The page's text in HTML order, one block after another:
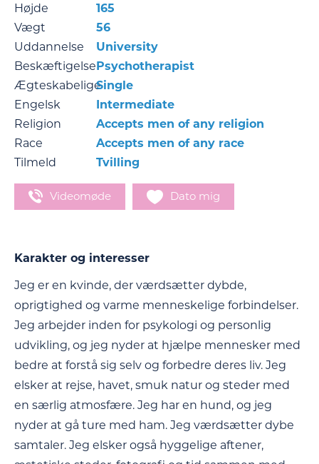
Højde
165
Vægt
56
Uddannelse
University
BeskæftigelsePsychotherapist
ÆgteskabeligeSingle
Engelsk
Intermediate
Religion
Accepts men of any religion
Race
Accepts men of any race
Tilmeld
Tvilling
Videomøde Dato mig
Karakter og interesser
Jeg er en kvinde, der værdsætter dybde,
oprigtighed og varme menneskelige forbindelser.
Jeg arbejder inden for psykologi og personlig
udvikling, og jeg nyder at hjælpe mennesker med
bedre at forstå sig selv og forbedre deres liv. Jeg
elsker at rejse, havet, smuk natur og steder med
en særlig atmosfære. Jeg har en hund, og jeg
nyder at gå ture med ham. Jeg værdsætter dybe
samtaler. Jeg elsker også hyggelige aftener,